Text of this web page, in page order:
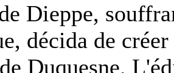
Dieppe,
décida de
Duquesne.